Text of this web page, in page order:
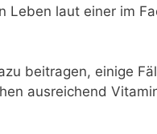
Leben laut einer im
beitragen, einige
ausreichend